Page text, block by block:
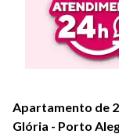
Apartamento de
Glória - Porto